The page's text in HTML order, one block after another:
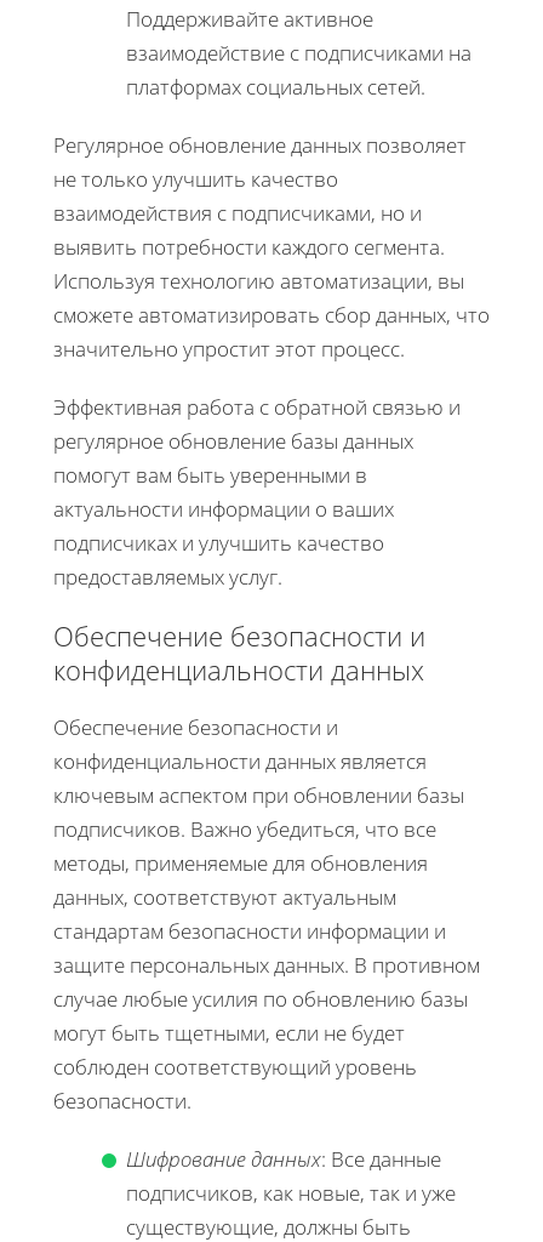
Поддерживайте активное
взаимодействие с подписчиками на
платформах социальных сетей.
Регулярное обновление данных позволяет
не только улучшить качество
взаимодействия с подписчиками, но и
выявить потребности каждого сегмента.
Используя технологию автоматизации, вы
сможете автоматизировать сбор данных, что
значительно упростит этот процесс.
Эффективная работа с обратной связью и
регулярное обновление базы данных
помогут вам быть уверенными в
актуальности информации о ваших
подписчиках и улучшить качество
предоставляемых услуг.
Обеспечение безопасности и
конфиденциальности данных
Обеспечение безопасности и
конфиденциальности данных является
ключевым аспектом при обновлении базы
подписчиков. Важно убедиться, что все
методы, применяемые для обновления
данных, соответствуют актуальным
стандартам безопасности информации и
защите персональных данных. В противном
случае любые усилия по обновлению базы
могут быть тщетными, если не будет
соблюден соответствующий уровень
безопасности.
Шифрование данных: Все данные
подписчиков, как новые, так и уже
существующие, должны быть